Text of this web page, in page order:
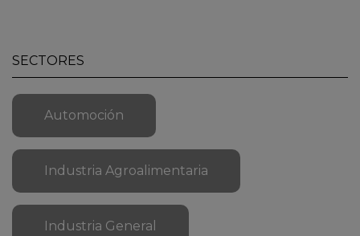
SECTORES
Automoción
Industria Agroalimentaria
Industria General